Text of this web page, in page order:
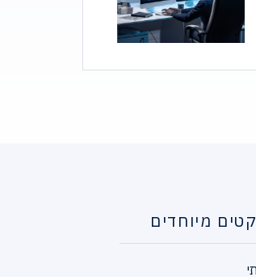
מיוחדים